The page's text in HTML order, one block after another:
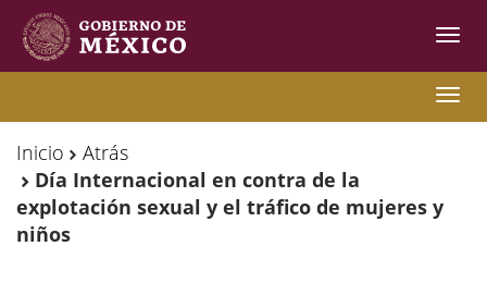
de
Migración
Internacional
de
Migración
Internacional
Inicio
Atrás
Día Internacional en contra de la
explotación sexual y el tráfico de mujeres y
niños